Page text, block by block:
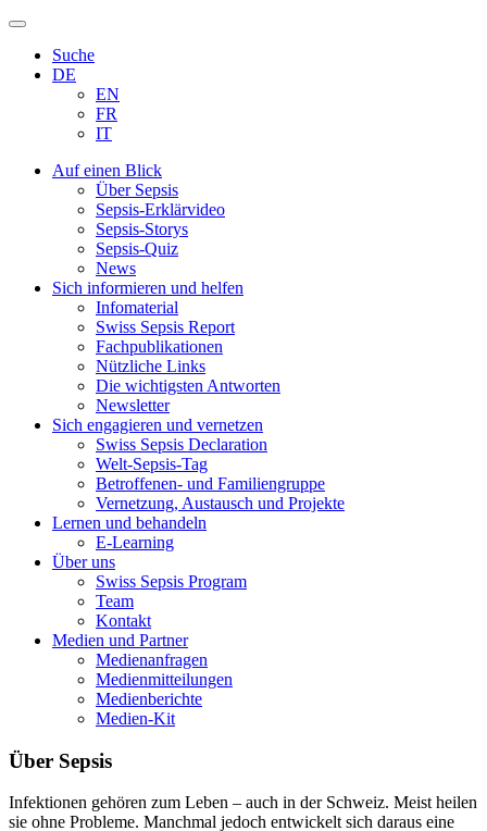
Zum
springenSuche
DE
EN
FR
IT
Auf einen Blick
Über Sepsis
Sepsis-Erklärvideo
Sepsis-Storys
Sepsis-Quiz
News
Sich informieren und helfen
Infomaterial
Swiss Sepsis Report
Fachpublikationen
Nützliche Links
Die wichtigsten Antworten
Newsletter
Sich engagieren und vernetzen
Swiss Sepsis Declaration
Welt-Sepsis-Tag
Betroffenen- und Familiengruppe
Vernetzung, Austausch und Projekte
Lernen und behandeln
E-Learning
Über uns
Swiss Sepsis Program
Team
Kontakt
Medien und Partner
Medienanfragen
Medienmitteilungen
Medienberichte
Medien-Kit
Über Sepsis
Infektionen gehören zum Leben – auch in der Schweiz. Meist heilen
sie ohne Probleme. Manchmal jedoch entwickelt sich daraus eine